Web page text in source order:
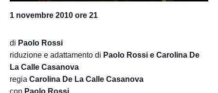
1 novembre 2010 ore 21
di Paolo Rossi
riduzione e adattamento di Paolo Rossi e Carolina De
La Calle Casanova
regia Carolina De La Calle Casanova
con Paolo Rossi